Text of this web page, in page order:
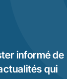
informé de
qui